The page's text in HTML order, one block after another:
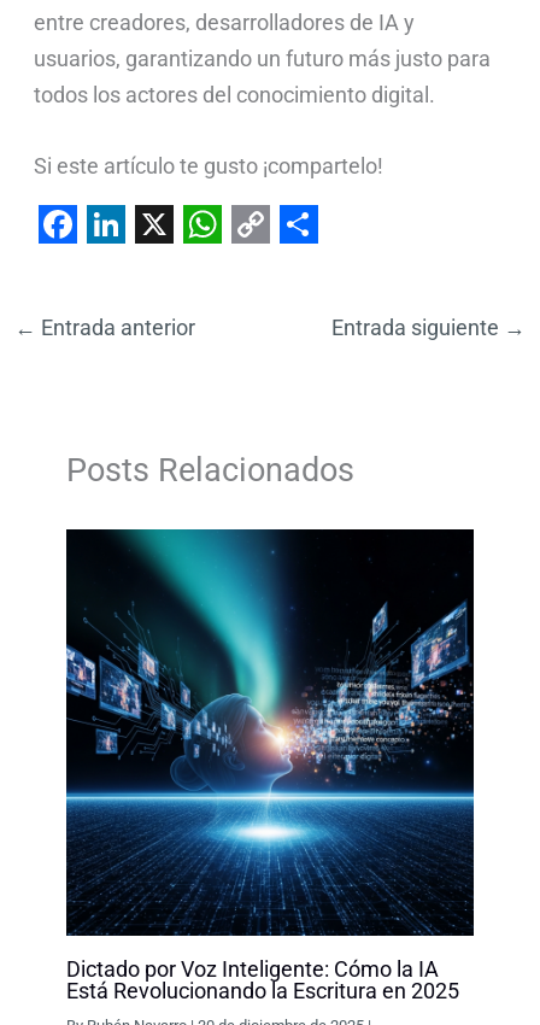
entre creadores, desarrolladores de IA y
usuarios, garantizando un futuro más justo para
todos los actores del conocimiento digital.
Si este artículo te gusto ¡compartelo!
c
n
d
I
n
a
A
p
p
i
n
k
← Entrada anterior Entrada siguiente →
Posts Relacionados
Dictado por Voz Inteligente: Cómo la IA
Está Revolucionando la Escritura en 2025